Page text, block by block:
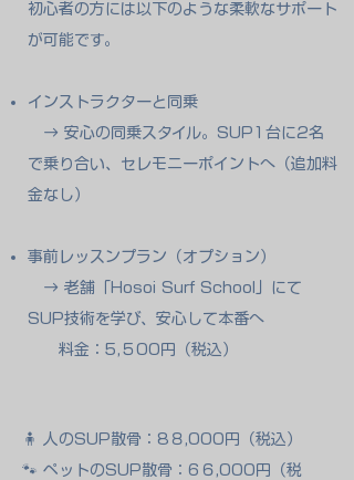
初心者の方には以下のような柔軟なサポート
が可能です。
インストラクターと同乗
→ 安心の同乗スタイル。SUP1台に2名
で乗り合い、セレモニーポイントへ（追加料
金なし）
事前レッスンプラン（オプション）
→ 老舗「Hosoi Surf School」にて
SUP技術を学び、安心して本番へ
料金：5,５00円（税込）
🧍 人のSUP散骨：8８,000円（税込）
🐾 ペットのSUP散骨：6６,000円（税